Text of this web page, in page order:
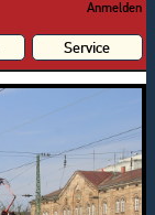
Anmelden
Service